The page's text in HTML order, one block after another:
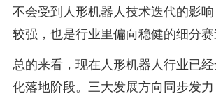
不会受到人形机器人技术迭代的影
较强，也是行业里偏向稳健的细分赛
总的来看，现在人形机器人行业已
化落地阶段。三大发展方向同步发